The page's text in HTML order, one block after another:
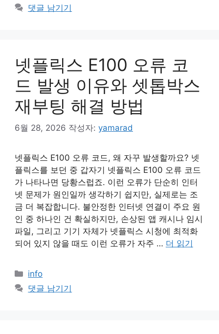
테
댓글 남기기
넷플릭스 E100 오류 코
드 발생 이유와 셋톱박스
재부팅 해결 방법
6월 28, 2026 작성자: yamarad
넷플릭스 E100 오류 코드, 왜 자꾸 발생할까요? 넷
플릭스를 보던 중 갑자기 넷플릭스 E100 오류 코드
가 나타나면 당황스럽죠. 이런 오류가 단순히 인터
넷 문제가 원인일까 생각하기 쉽지만, 실제로는 조
금 더 복잡합니다. 불안정한 인터넷 연결이 주요 원
인 중 하나인 건 확실하지만, 손상된 앱 캐시나 임시
파일, 그리고 기기 자체가 넷플릭스 시청에 최적화
되어 있지 않을 때도 이런 오류가 자주 … 더 읽기
카
테
고
info
댓글 남기기